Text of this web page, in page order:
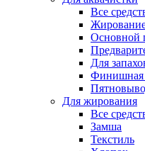
Все
Основной
Для
Финишная
Для жирования
Все
Замша
Текстиль